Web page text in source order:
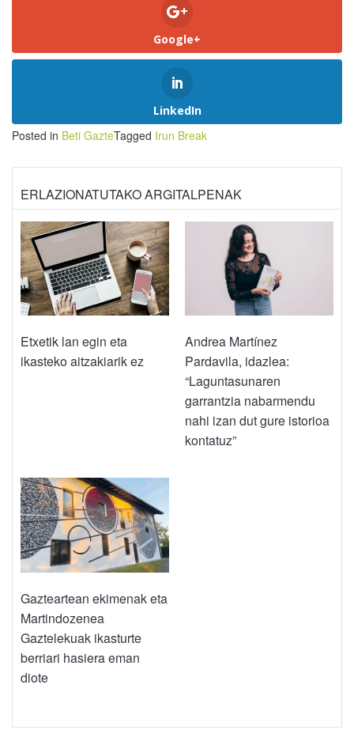
Google+
LinkedIn
Posted in Beti GazteTagged Irun Break
ERLAZIONATUTAKO ARGITALPENAK
Etxetik lan egin eta
ikasteko aitzakiarik ez
Andrea Martínez
Pardavila, idazlea:
“Laguntasunaren
garrantzia nabarmendu
nahi izan dut gure istorioa
kontatuz”
Gazteartean ekimenak eta
Martindozenea
Gaztelekuak ikasturte
berriari hasiera eman
diote